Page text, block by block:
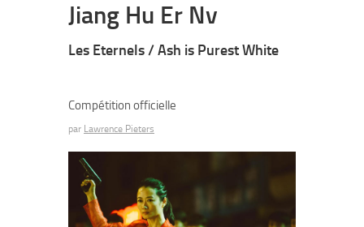
Jiang Hu Er Nv
Les Eternels / Ash is Purest White
Compétition officielle
par Lawrence Pieters